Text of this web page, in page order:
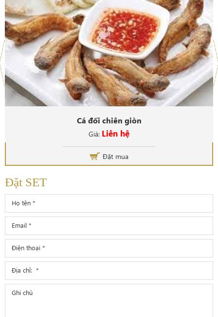
Cá đối chiên giòn
Giá: Liên hệ
Đặt mua
Đặt SET